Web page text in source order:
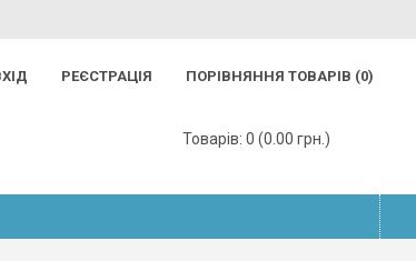
РЕЄСТРАЦІЯ ПОРІВНЯННЯ ТОВАРІВ (0)
Товарів: 0 (0.00 грн.)